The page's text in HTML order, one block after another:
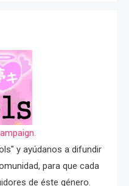
y ayúdanos a difundir
para que cada
de éste género.